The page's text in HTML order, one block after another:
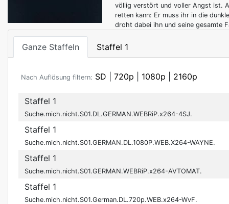
völlig verstört und voller Angst ist.
retten kann: Er muss ihr in die
droht dabei ihn und seine gesamte
Ganze Staffeln Staffel 1
Nach Auflösung filtern: SD 720p 1080p 2160p
Staffel 1
Suche.mich.nicht.S01.DL.GERMAN.WEBRiP.x264-4SJ.
Staffel 1
Suche.mich.nicht.S01.GERMAN.DL.1080P.WEB.X264-WAYNE.
Staffel 1
Suche.mich.nicht.S01.GERMAN.WEBRiP.x264-AVTOMAT.
Staffel 1
Suche.mich.nicht.S01.German.DL.720p.WEB.x264-WvF.